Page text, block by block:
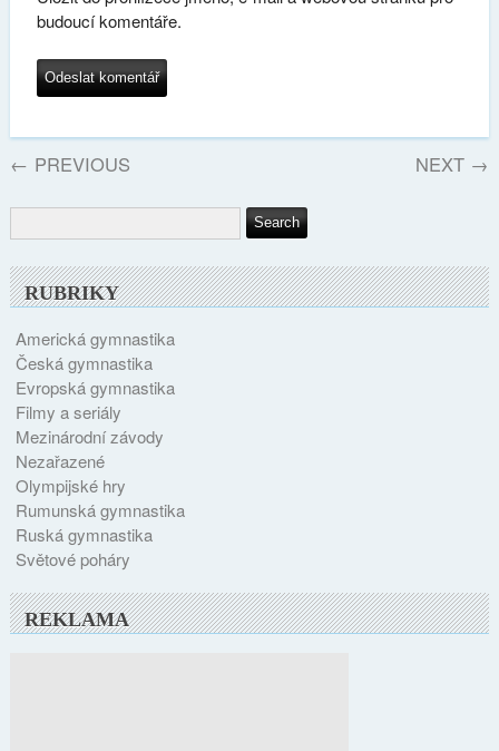
budoucí komentáře.
← PREVIOUS NEXT →
RUBRIKY
Americká gymnastika
Česká gymnastika
Evropská gymnastika
Filmy a seriály
Mezinárodní závody
Nezařazené
Olympijské hry
Rumunská gymnastika
Ruská gymnastika
Světové poháry
REKLAMA